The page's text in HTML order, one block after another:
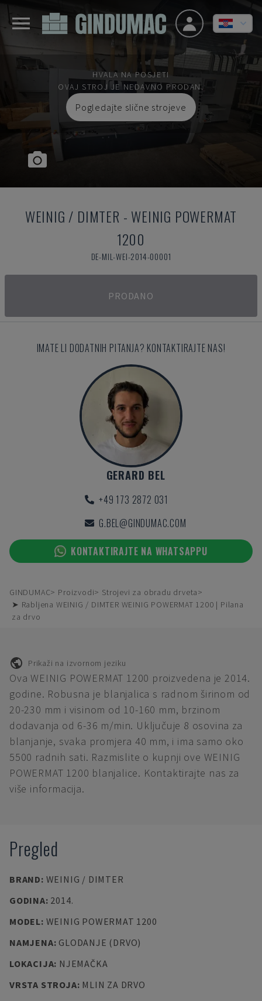
HVALA NA POSJETI
OVAJ STROJ JE NEDAVNO PRODAN.
Pogledajte slične strojeve
WEINIG / DIMTER - WEINIG POWERMAT
1200
DE-MIL-WEI-2014-00001
PRODANO
IMATE LI DODATNIH PITANJA? KONTAKTIRAJTE NAS!
GERARD BEL
+49 173 2872 031
G.BEL@GINDUMAC.COM
KONTAKTIRAJTE NA WHATSAPPU
GINDUMAC Proizvodi
Strojevi za obradu drveta
➤ Rabljena WEINIG / DIMTER WEINIG POWERMAT 1200 | Pilana
za drvo
Prikaži na izvornom jeziku
Ova WEINIG POWERMAT 1200 proizvedena je 2014.
godine. Robusna je blanjalica s radnom širinom od
20-230 mm i visinom od 10-160 mm, brzinom
dodavanja od 6-36 m/min. Uključuje 8 osovina za
blanjanje, svaka promjera 40 mm, i ima samo oko
5500 radnih sati. Razmislite o kupnji ove WEINIG
POWERMAT 1200 blanjalice. Kontaktirajte nas za
više informacija.
Pregled
BRAND: WEINIG / DIMTER
GODINA: 2014.
MODEL: WEINIG POWERMAT 1200
NAMJENA: GLODANJE (DRVO)
LOKACIJA: NJEMAČKA
VRSTA STROJA: MLIN ZA DRVO